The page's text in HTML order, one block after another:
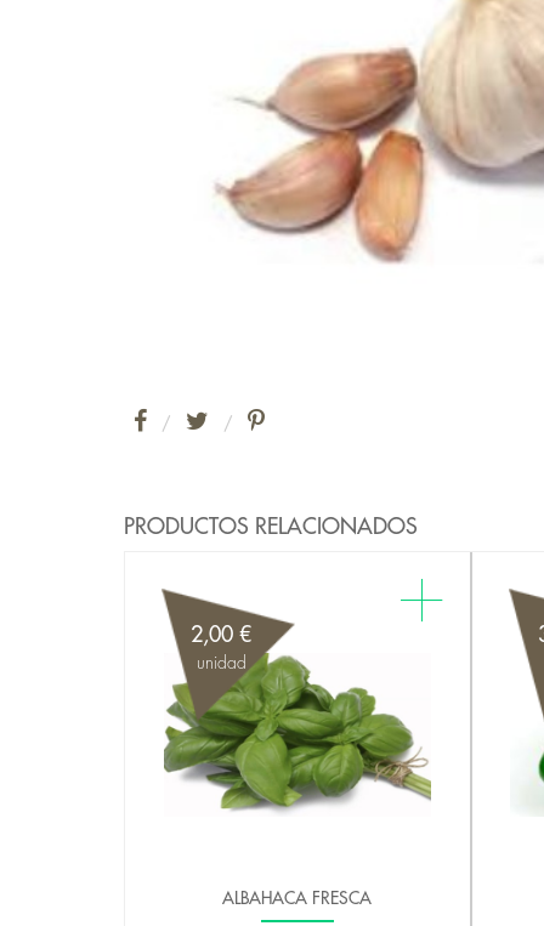
/ /
PRODUCTOS RELACIONADOS
ALBAHACA FRESCA
2,00 €
unidad